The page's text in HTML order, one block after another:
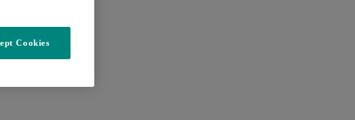
Cookies